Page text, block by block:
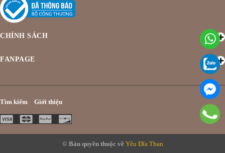
CHÍNH SÁCH
FANPAGE
Tìm kiếm Giới thiệu
© Bản quyền thuộc về Yêu Đĩa Than